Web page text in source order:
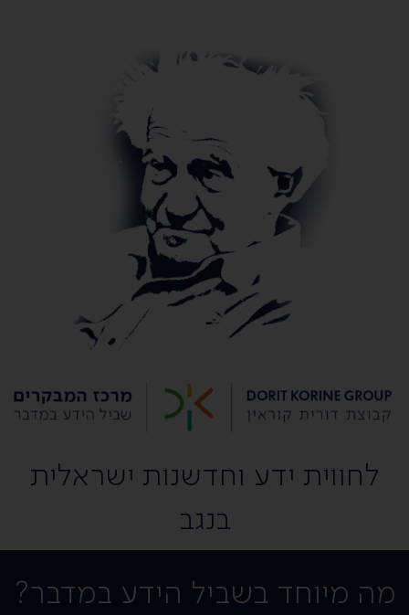
לחווית ידע וחדשנות ישראלית
בנגב
מה מיוחד בשביל הידע במדבר?